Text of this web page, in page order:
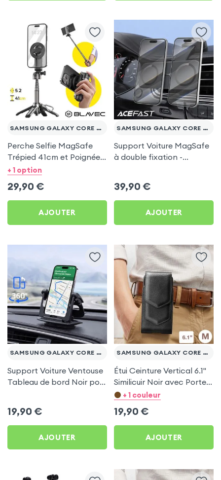
SAMSUNG GALAXY CORE PRIME VE
Perche Selfie MagSafe
Trépied 41cm et Poignée
Grip - Noir pour Samsung
+ 1 option
29,90 €
AJOUTER
SAMSUNG GALAXY CORE PRIME VE
Support Voiture MagSafe
à double fixation -
39,90 €
AJOUTER
SAMSUNG GALAXY CORE PRIME VE
Support Voiture Ventouse
Tableau de bord Noir pour
19,90 €
AJOUTER
SAMSUNG GALAXY CORE PRIME VE
Étui Ceinture Vertical 6.1''
Similicuir Noir avec Porte
carte pour Samsung
+ 1 couleur
19,90 €
AJOUTER